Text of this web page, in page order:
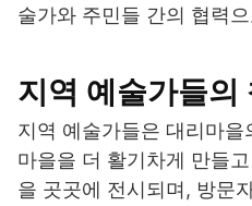
술가와 주민들 간의 협력
지역 예술가들의
지역 예술가들은 대리마
마을을 더 활기차게 만들
을 곳곳에 전시되며, 방문